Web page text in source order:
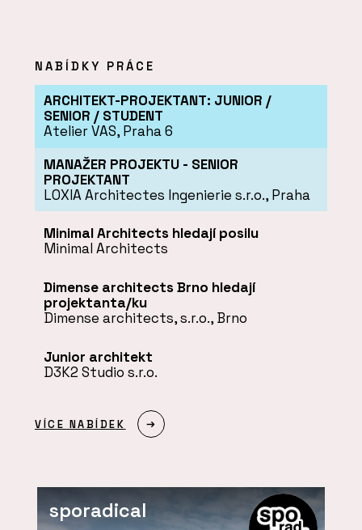
NABÍDKY PRÁCE
ARCHITEKT-PROJEKTANT: JUNIOR /
SENIOR / STUDENT
Atelier VAS, Praha 6
MANAŽER PROJEKTU - SENIOR
PROJEKTANT
LOXIA Architectes Ingenierie s.r.o., Praha
Minimal Architects hledají posilu
Minimal Architects
Dimense architects Brno hledají
projektanta/ku
Dimense architects, s.r.o., Brno
Junior architekt
D3K2 Studio s.r.o.
VÍCE NABÍDEK
sporadical